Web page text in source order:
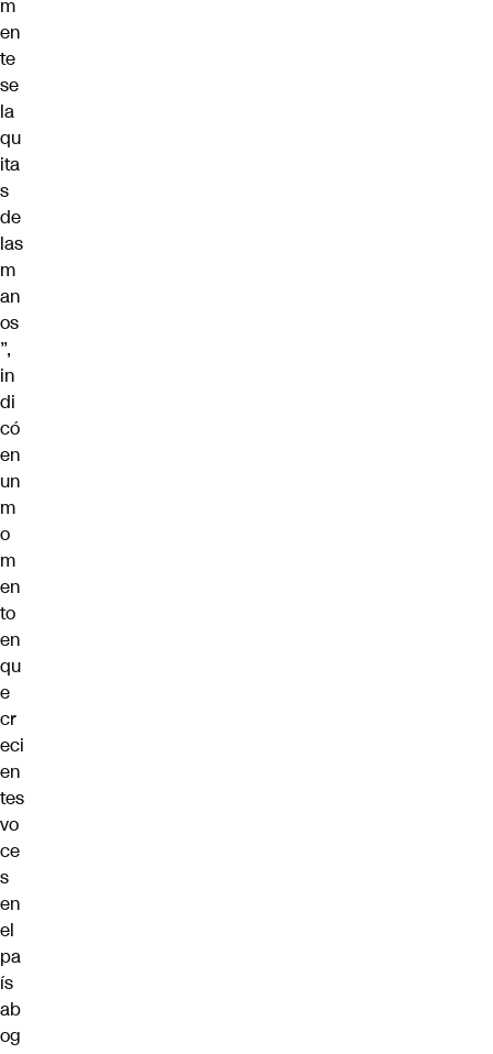
m
en
te
se
la
qu
ita
s
de
las
m
an
os
”,
in
di
có
en
un
m
o
m
en
to
en
qu
e
cr
eci
en
tes
vo
ce
s
en
el
pa
ís
ab
og